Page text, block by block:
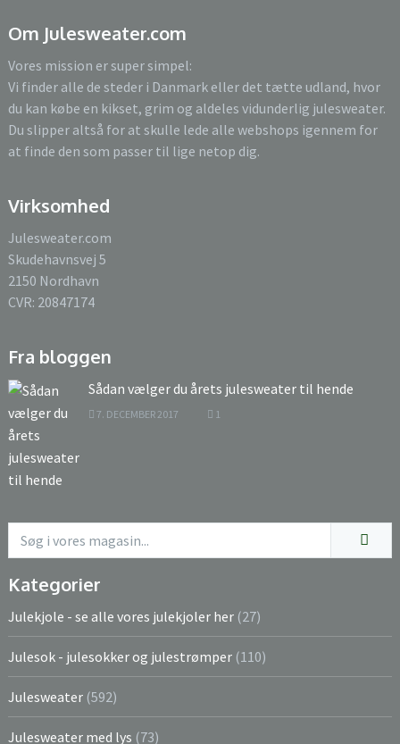
Om Julesweater.com
Vores mission er super simpel:
Vi finder alle de steder i Danmark eller det tætte udland, hvor
du kan købe en kikset, grim og aldeles vidunderlig julesweater.
Du slipper altså for at skulle lede alle webshops igennem for
at finde den som passer til lige netop dig.
Virksomhed
Julesweater.com
Skudehavnsvej 5
2150 Nordhavn
CVR: 20847174
Fra bloggen
Sådan vælger du årets julesweater til hende
7. DECEMBER 2017 1
Kategorier
Julekjole - se alle vores julekjoler her (27)
Julesok - julesokker og julestrømper (110)
Julesweater (592)
Julesweater med lys (73)